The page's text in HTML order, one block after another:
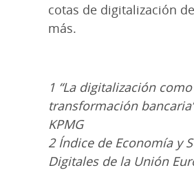
cotas de digitalización
más.
1 “La digitalización
transformación
KPMG
2 Índice de Economía y
Digitales de la Unión